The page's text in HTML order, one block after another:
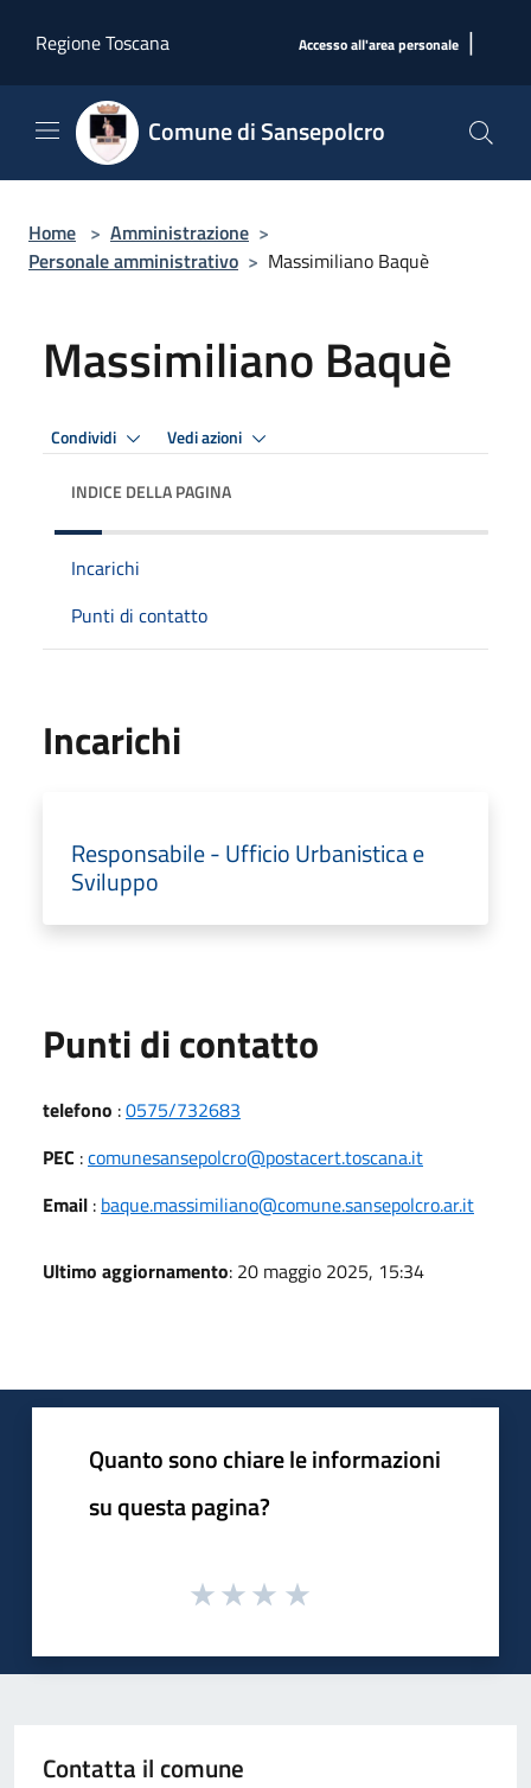
Regione Toscana
Accesso all'area personale |
Comune di Sansepolcro
Home > Amministrazione >
Personale amministrativo > Massimiliano Baquè
Massimiliano Baquè
Condividi Vedi azioni
INDICE DELLA PAGINA
Incarichi
Punti di contatto
Incarichi
Responsabile - Ufficio Urbanistica e
Sviluppo
Punti di contatto
telefono :0575/732683
PEC :comunesansepolcro@postacert.toscana.it
Email : baque.massimiliano@comune.sansepolcro.ar.it
Ultimo aggiornamento: 20 maggio 2025, 15:34
Quanto sono chiare le informazioni
su questa pagina?
Contatta il comune